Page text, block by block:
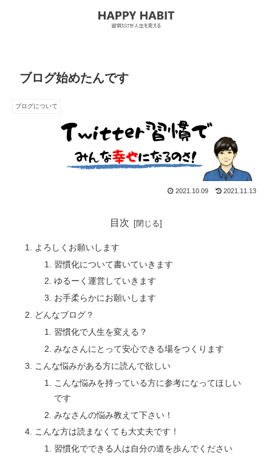
ブログ始めたんです
ブログについて
2021.10.09 2021.11.13
目次
よろしくお願いします
習慣化について書いていきます
ゆるーく運営していきます
お手柔らかにお願いします
どんなブログ？
習慣化で人生を変える？
みなさんにとって安心できる場をつくります
こんな悩みがある方に読んで欲しい
こんな悩みを持っている方に参考になってほしい
です
みなさんの悩み教えて下さい！
こんな方は読まなくても大丈夫です！
習慣化でできる人は自分の道を歩んでください